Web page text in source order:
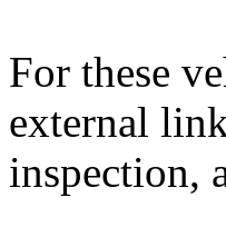
For these
external
inspection,